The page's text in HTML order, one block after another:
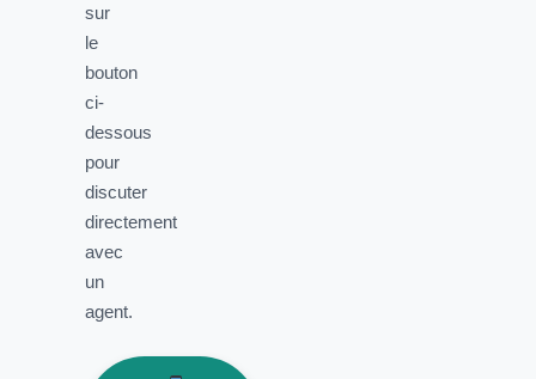
sur
le
bouton
ci-
dessous
pour
discuter
directement
avec
un
agent.